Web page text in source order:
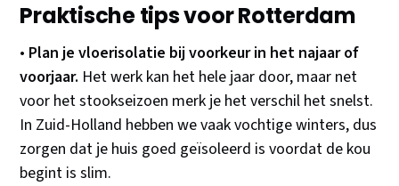
Praktische tips voor Rotterdam
• Plan je vloerisolatie bij voorkeur in het najaar of
voorjaar. Het werk kan het hele jaar door, maar net
voor het stookseizoen merk je het verschil het snelst.
In Zuid-Holland hebben we vaak vochtige winters, dus
zorgen dat je huis goed geïsoleerd is voordat de kou
begint is slim.